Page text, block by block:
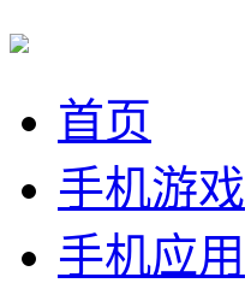
首页
手机游戏
手机应用